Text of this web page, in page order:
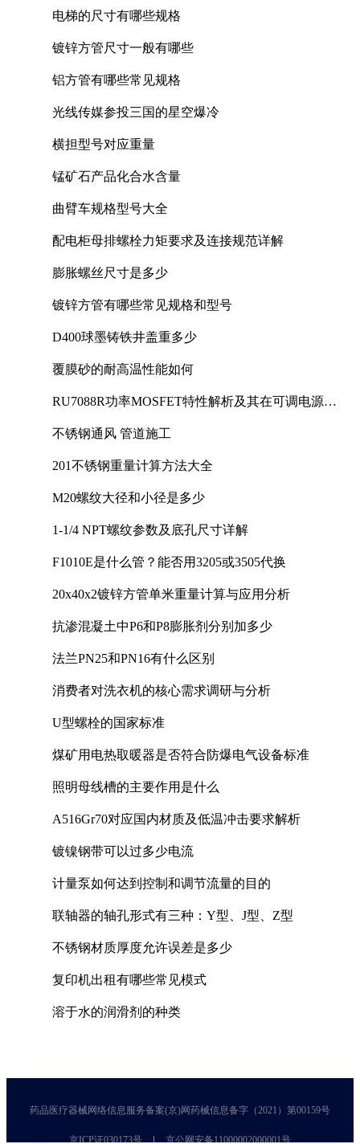
电梯的尺寸有哪些规格
镀锌方管尺寸一般有哪些
铝方管有哪些常见规格
光线传媒参投三国的星空爆冷
横担型号对应重量
锰矿石产品化合水含量
曲臂车规格型号大全
配电柜母排螺栓力矩要求及连接规范详解
膨胀螺丝尺寸是多少
镀锌方管有哪些常见规格和型号
D400球墨铸铁井盖重多少
覆膜砂的耐高温性能如何
RU7088R功率MOSFET特性解析及其在可调电源设
不锈钢通风 管道施工
201不锈钢重量计算方法大全
M20螺纹大径和小径是多少
1-1/4 NPT螺纹参数及底孔尺寸详解
F1010E是什么管？能否用3205或3505代换
20x40x2镀锌方管单米重量计算与应用分析
抗渗混凝土中P6和P8膨胀剂分别加多少
法兰PN25和PN16有什么区别
消费者对洗衣机的核心需求调研与分析
U型螺栓的国家标准
煤矿用电热取暖器是否符合防爆电气设备标准
照明母线槽的主要作用是什么
A516Gr70对应国内材质及低温冲击要求解析
镀镍钢带可以过多少电流
计量泵如何达到控制和调节流量的目的
联轴器的轴孔形式有三种：Y型、J型、Z型
不锈钢材质厚度允许误差是多少
复印机出租有哪些常见模式
溶于水的润滑剂的种类
药品医疗器械网络信息服务备案(京)网药械信息备字（2021）第00159号
京ICP证030173号 京公网安备11000002000001号